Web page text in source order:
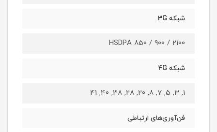
شبکه 3G
HSDPA 850 / 900 / 2100
شبکه 4G
1, 3, 5, 7, 8, 20, 28, 38, 40, 41
فن‌آوری‌های ارتباطی